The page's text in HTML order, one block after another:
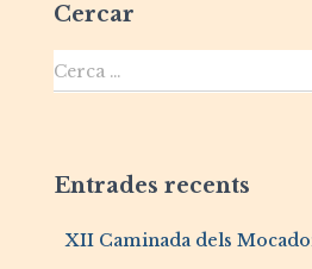
Cercar
Cerca …
Entrades recents
XII Caminada dels